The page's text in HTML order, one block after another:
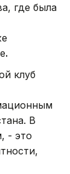
где была
.
клуб
В
- это